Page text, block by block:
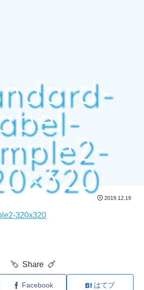
2019.12.19
320x320
Share
Facebook はてブ